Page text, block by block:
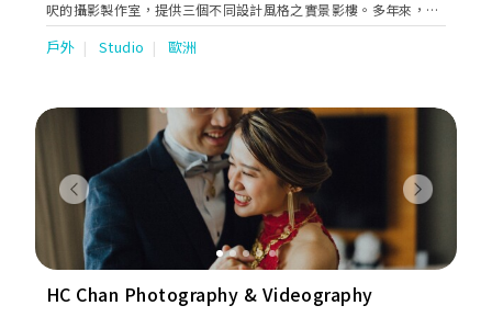
呎的攝影製作室，提供三個不同設計風格之實景影樓。多年來，
Joseph Photo已為超過30000對新人提供婚禮攝影服務, 並開發一
系列香港及海外婚紗拍攝。2014年4月開設上海分店JM Gallery開
team，正式提供優質婚禮策劃及攝影製作。
戶外 Studio 歐洲
Previous Next
HC Chan Photography & Videography